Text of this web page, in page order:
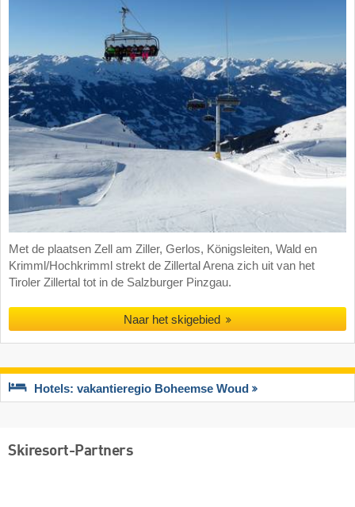
Met de plaatsen Zell am Ziller, Gerlos, Königsleiten, Wald en
Krimml/Hochkrimml strekt de Zillertal Arena zich uit van het
Tiroler Zillertal tot in de Salzburger Pinzgau.
Naar het skigebied
Hotels: vakantieregio Boheemse Woud
Skiresort-Partners